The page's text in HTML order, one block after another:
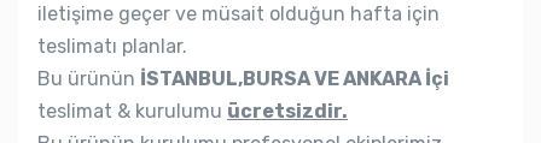
iletişime geçer ve müsait olduğun hafta için
teslimatı planlar.
Bu ürünün İSTANBUL,BURSA VE ANKARA İçi
teslimat & kurulumu ücretsizdir.